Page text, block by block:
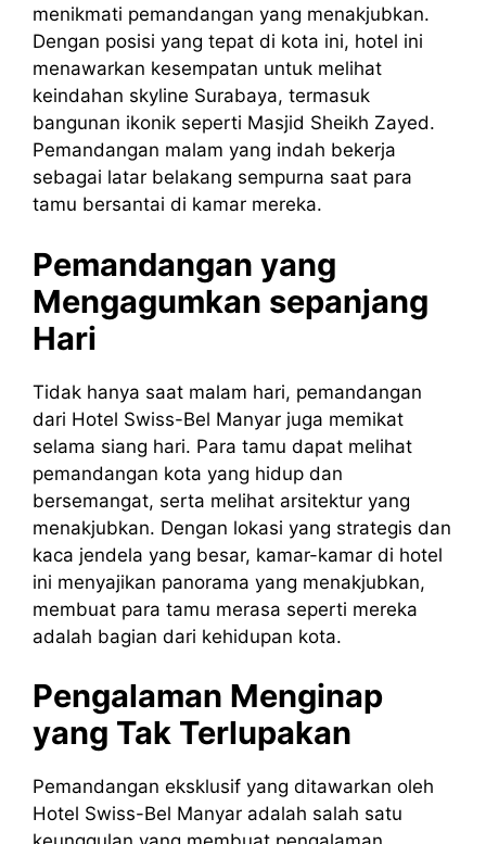
menikmati pemandangan yang menakjubkan.
Dengan posisi yang tepat di kota ini, hotel ini
menawarkan kesempatan untuk melihat
keindahan skyline Surabaya, termasuk
bangunan ikonik seperti Masjid Sheikh Zayed.
Pemandangan malam yang indah bekerja
sebagai latar belakang sempurna saat para
tamu bersantai di kamar mereka.
Pemandangan yang
Mengagumkan sepanjang
Hari
Tidak hanya saat malam hari, pemandangan
dari Hotel Swiss-Bel Manyar juga memikat
selama siang hari. Para tamu dapat melihat
pemandangan kota yang hidup dan
bersemangat, serta melihat arsitektur yang
menakjubkan. Dengan lokasi yang strategis dan
kaca jendela yang besar, kamar-kamar di hotel
ini menyajikan panorama yang menakjubkan,
membuat para tamu merasa seperti mereka
adalah bagian dari kehidupan kota.
Pengalaman Menginap
yang Tak Terlupakan
Pemandangan eksklusif yang ditawarkan oleh
Hotel Swiss-Bel Manyar adalah salah satu